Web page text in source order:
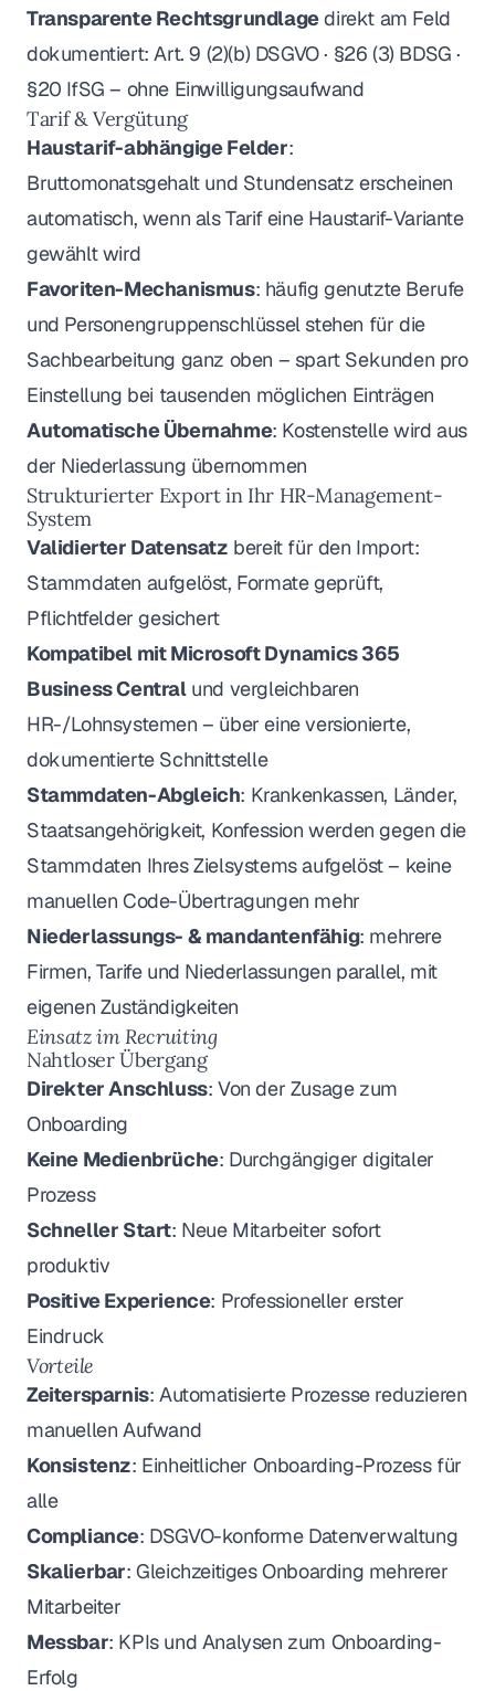
Transparente Rechtsgrundlagedirekt am Feld
dokumentiert: Art. 9 (2)(b) DSGVO · §26 (3) BDSG ·
§20 IfSG – ohne Einwilligungsaufwand
Tarif & Vergütung
Haustarif-abhängige Felder:
Bruttomonatsgehalt und Stundensatz erscheinen
automatisch, wenn als Tarif eine Haustarif-Variante
gewählt wird
Favoriten-Mechanismus: häufig genutzte Berufe
und Personengruppenschlüssel stehen für die
Sachbearbeitung ganz oben – spart Sekunden pro
Einstellung bei tausenden möglichen Einträgen
Automatische Übernahme: Kostenstelle wird aus
der Niederlassung übernommen
Strukturierter Export in Ihr HR-Management-
System
Validierter Datensatz bereit für den Import:
Stammdaten aufgelöst, Formate geprüft,
Pflichtfelder gesichert
Kompatibel mit Microsoft Dynamics 365
Business Centralund vergleichbaren
HR-/Lohnsystemen – über eine versionierte,
dokumentierte Schnittstelle
Stammdaten-Abgleich: Krankenkassen, Länder,
Staatsangehörigkeit, Konfession werden gegen die
Stammdaten Ihres Zielsystems aufgelöst – keine
manuellen Code-Übertragungen mehr
Niederlassungs- & mandantenfähig: mehrere
Firmen, Tarife und Niederlassungen parallel, mit
eigenen Zuständigkeiten
Einsatz im Recruiting
Nahtloser Übergang
Direkter Anschluss: Von der Zusage zum
Onboarding
Keine Medienbrüche: Durchgängiger digitaler
Prozess
Schneller Start: Neue Mitarbeiter sofort
produktiv
Positive Experience: Professioneller erster
Eindruck
Vorteile
Zeitersparnis: Automatisierte Prozesse reduzieren
manuellen Aufwand
Konsistenz: Einheitlicher Onboarding-Prozess für
alle
Compliance: DSGVO-konforme Datenverwaltung
Skalierbar: Gleichzeitiges Onboarding mehrerer
Mitarbeiter
Messbar: KPIs und Analysen zum Onboarding-
Erfolg